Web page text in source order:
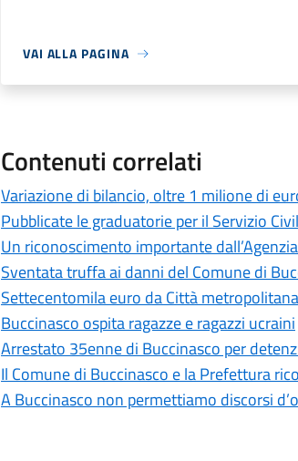
VAI ALLA PAGINA
Contenuti correlati
Variazione di bilancio, oltre 1 milione di
Pubblicate le graduatorie per il Servizio
Un riconoscimento importante
Sventata truffa ai danni del Comune di
Settecentomila euro da Città
Buccinasco ospita ragazze e ragazzi ucraini
Arrestato 35enne di Buccinasco per
Il Comune di Buccinasco e la Prefettura
A Buccinasco non permettiamo discorsi